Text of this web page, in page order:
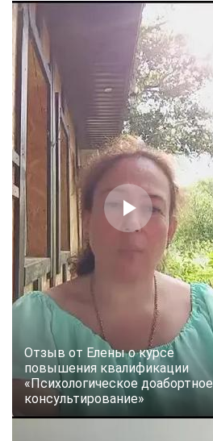
Отзыв от Елены о курсе
повышения квалификации
«Психологическое доабортное
консультирование»